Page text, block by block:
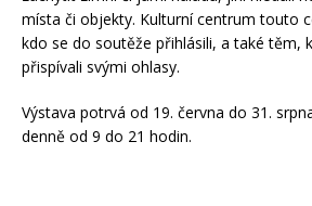
místa či objekty. Kulturní centrum touto
kdo se do soutěže přihlásili, a také těm,
přispívali svými ohlasy.
Výstava potrvá od 19. června do 31.
denně od 9 do 21 hodin.